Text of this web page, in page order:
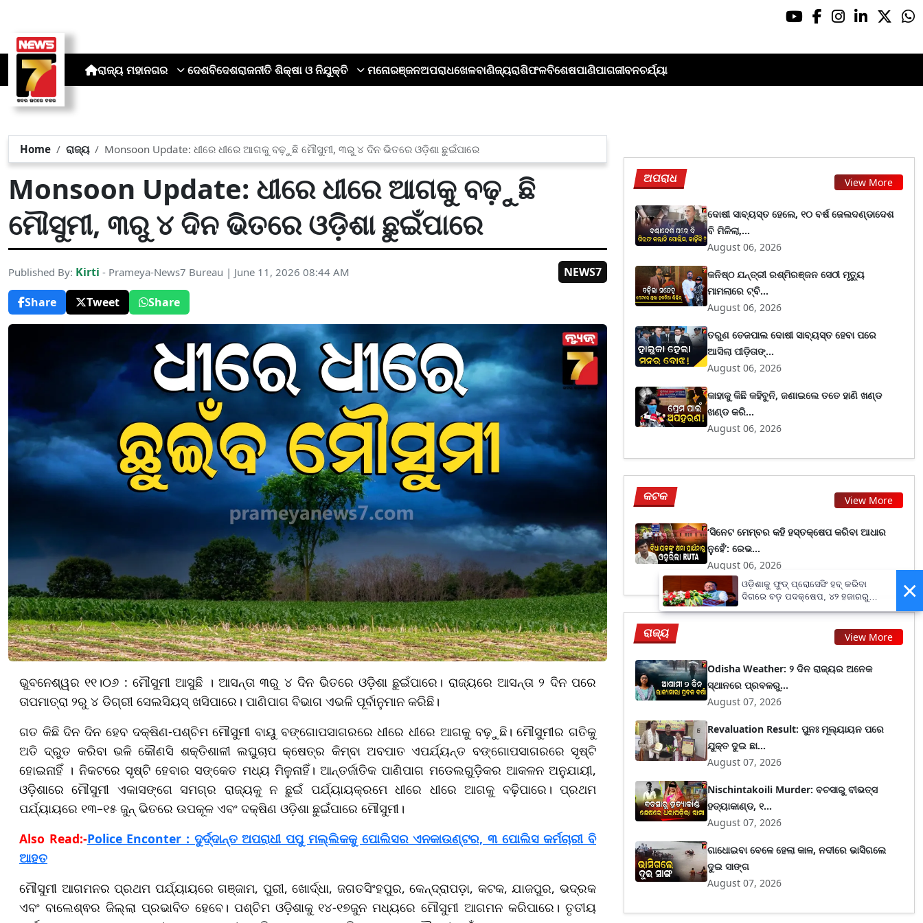
ରାଜ୍ୟ ମହାନଗର ଦେଶବିଦେଶରାଜନୀତି ଶିକ୍ଷା ଓ ନିଯୁକ୍ତି ମନୋରଞ୍ଜନଅପରାଧଖେଳବାଣିଜ୍ୟରାଶିଫଳବିଶେଷପାଣିପାଗଜୀବନଚର୍ଯ୍ୟା
Home ରାଜ୍ୟ Monsoon Update: ଧୀରେ ଧୀରେ ଆଗକୁ ବଢ଼ୁଛି ମୌସୁମୀ, ୩ରୁ ୪ ଦିନ ଭିତରେ ଓଡ଼ିଶା ଛୁଇଁପାରେ
Monsoon Update: ଧୀରେ ଧୀରେ ଆଗକୁ ବଢ଼ୁଛି
ମୌସୁମୀ, ୩ରୁ ୪ ଦିନ ଭିତରେ ଓଡ଼ିଶା ଛୁଇଁପାରେ
Published By: Kirti - Prameya-News7 Bureau | June 11, 2026 08:44 AM
NEWS7
Share
Tweet Share
ଭୁବନେଶ୍ୱର ୧୧।୦୬ : ମୌସୁମୀ ଆସୁଛି । ଆସନ୍ତା ୩ରୁ ୪ ଦିନ ଭିତରେ ଓଡ଼ିଶା ଛୁଇଁପାରେ। ରାଜ୍ୟରେ ଆସନ୍ତା ୨ ଦିନ ପରେ
ତାପମାତ୍ରା ୨ରୁ ୪ ଡିଗ୍ରୀ ସେଲସିୟସ୍ ଖସିପାରେ। ପାଣିପାଗ ବିଭାଗ ଏଭଳି ପୂର୍ବାନୁମାନ କରିଛି।
ଗତ କିଛି ଦିନ ଦିନ ହେବ ଦକ୍ଷିଣ-ପଶ୍ଚିମ ମୌସୁମୀ ବାୟୁ ବଙ୍ଗୋପସାଗରରେ ଧୀରେ ଧୀରେ ଆଗକୁ ବଢ଼ୁଛି। ମୌସୁମୀର ଗତିକୁ
ଅତି ଦ୍ରୁତ କରିବା ଭଳି କୌଣସି ଶକ୍ତିଶାଳୀ ଲଘୁଚାପ କ୍ଷେତ୍ର କିମ୍ବା ଅବପାତ ଏପର୍ଯ୍ୟନ୍ତ ବଙ୍ଗୋପସାଗରରେ ସୃଷ୍ଟି
ହୋଇନାହିଁ । ନିକଟରେ ସୃଷ୍ଟି ହେବାର ସଙ୍କେତ ମଧ୍ୟ ମିଳୁନାହିଁ। ଆନ୍ତର୍ଜାତିକ ପାଣିପାଗ ମଡେଲଗୁଡ଼ିକର ଆକଳନ ଅନୁଯାୟୀ,
ଓଡ଼ିଶାରେ ମୌସୁମୀ ଏକାସଙ୍ଗେ ସମଗ୍ର ରାଜ୍ୟକୁ ନ ଛୁଇଁ ପର୍ଯ୍ୟାୟକ୍ରମେ ଧୀରେ ଧୀରେ ଆଗକୁ ବଢ଼ିପାରେ। ପ୍ରଥମ
ପର୍ଯ୍ୟାୟରେ ୧୩–୧୫ ଜୁନ୍ ଭିତରେ ଉପକୂଳ ଏବଂ ଦକ୍ଷିଣ ଓଡ଼ିଶା ଛୁଇଁପାରେ ମୌସୁମୀ।
Also Read:-Police Enconter : ଦୁର୍ଦ୍ଦାନ୍ତ ଅପରାଧୀ ପପୁ ମଲ୍ଲିକକୁ ପୋଲିସର ଏନକାଉଣ୍ଟର, ୩ ପୋଲିସ କର୍ମଚାରୀ ବି
ଆହତ
ମୌସୁମୀ ଆଗମନର ପ୍ରଥମ ପର୍ଯ୍ୟାୟରେ ଗଞ୍ଜାମ, ପୁରୀ, ଖୋର୍ଦ୍ଧା, ଜଗତସିଂହପୁର, କେନ୍ଦ୍ରାପଡ଼ା, କଟକ, ଯାଜପୁର, ଭଦ୍ରକ
ଏବଂ ବାଲେଶ୍ଵର ଜିଲ୍ଲା ପ୍ରଭାବିତ ହେବେ। ପଶ୍ଚିମ ଓଡ଼ିଶାକୁ ୧୪-୧୭ଜୁନ ମଧ୍ୟରେ ମୌସୁମୀ ଆଗମନ କରିପାରେ। ତୃତୀୟ
ଅପରାଧ View More
ଦୋଷୀ ସାବ୍ୟସ୍ତ ହେଲେ, ୧୦ ବର୍ଷ ଜେଲଦଣ୍ଡାଦେଶ
ବି ମିଳିଲା,...
August 06, 2026
କନିଷ୍ଠ ଯନ୍ତ୍ରୀ ରଶ୍ମିରଞ୍ଜନ ସେଠୀ ମୃତ୍ୟୁ
ମାମଲାରେ ଟ୍ବି...
August 06, 2026
ତରୁଣ ତେଜପାଲ ଦୋଷୀ ସାବ୍ୟସ୍ତ ହେବା ପରେ
ଆସିଲା ପୀଡ଼ିତାଙ୍...
August 06, 2026
କାହାକୁ କିଛି କହିବୁନି, ଜଣାଇଲେ ତତେ ହାଣି ଖଣ୍ଡ
ଖଣ୍ଡ କରି...
August 06, 2026
କଟକ View More
‘ସିନେଟ ମେମ୍ବର କହି ହସ୍ତକ୍ଷେପ କରିବା ଆଧାର
ନୁହେଁ’: ରେଭ...
August 06, 2026
ରାଜ୍ୟ View More
Odisha Weather: ୨ ଦିନ ରାଜ୍ୟର ଅନେକ
ସ୍ଥାନରେ ପ୍ରବଳରୁ...
August 07, 2026
Revaluation Result: ପୁନଃ ମୂଲ୍ୟାୟନ ପରେ
ଯୁକ୍ତ ଦୁଇ ଛା...
August 07, 2026
Nischintakoili Murder: ବଚସାରୁ ବୀଭତ୍ସ
ହତ୍ୟାକାଣ୍ଡ, ୧...
August 07, 2026
ଗାଧୋଇବା ବେଳେ ହେଲା କାଳ, ନଦୀରେ ଭାସିଗଲେ
ଦୁଇ ସାଙ୍ଗ
August 07, 2026
×
ଓଡ଼ିଶାକୁ ଫୁଡ୍ ପ୍ରୋସେସିଂ ହବ୍ କରିବା
ଦିଗରେ ବଡ଼ ପଦକ୍ଷେପ, ୪୨ ହଜାରରୁ
ଅଧିକ ନିଯୁକ୍ତି ସୁଯୋଗ